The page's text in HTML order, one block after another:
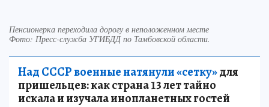
Пенсионерка переходила дорогу в неположенном месте
Фото: Пресс-служба УГИБДД по Тамбовской области.
Над СССР военные натянули «сетку»для
пришельцев: как страна 13 лет тайно
искала и изучала инопланетных гостей